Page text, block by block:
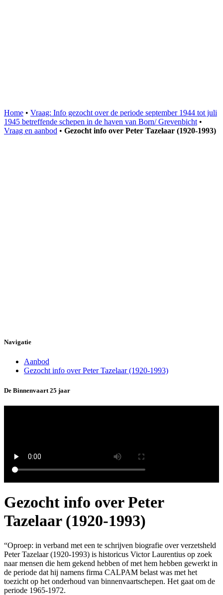
Home • Vraag: Info gezocht over de periode september 1944 tot juli
1945 betreffende schepen in de haven van Born/ Grevenbicht •
Vraag en aanbod • Gezocht info over Peter Tazelaar (1920-1993)
Navigatie
Aanbod
Gezocht info over Peter Tazelaar (1920-1993)
De Binnenvaart 25 jaar
Gezocht info over Peter
Tazelaar (1920-1993)
“Oproep: in verband met een te schrijven biografie over verzetsheld
Peter Tazelaar (1920-1993) is historicus Victor Laurentius op zoek
naar mensen die hem gekend hebben of met hem hebben gewerkt in
de periode dat hij namens firma CALPAM belast was met het
toezicht op het onderhoud van binnenvaartschepen. Het gaat om de
periode 1965-1972.